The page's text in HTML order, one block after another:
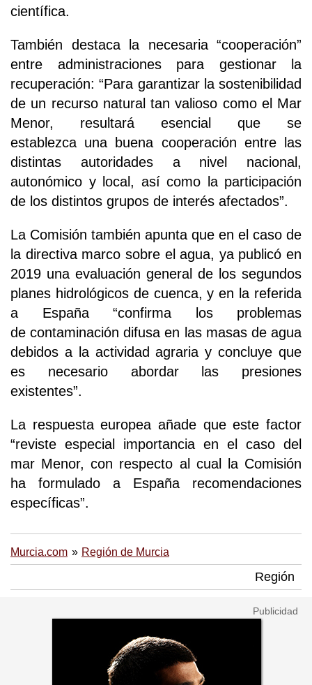
científica.
También destaca la necesaria “cooperación”
entre administraciones para gestionar la
recuperación: “Para garantizar la sostenibilidad
de un recurso natural tan valioso como el Mar
Menor, resultará esencial que se
establezca una buena cooperación entre las
distintas autoridades a nivel nacional,
autonómico y local, así como la participación
de los distintos grupos de interés afectados”.
La Comisión también apunta que en el caso de
la directiva marco sobre el agua, ya publicó en
2019 una evaluación general de los segundos
planes hidrológicos de cuenca, y en la referida
a España “confirma los problemas
de contaminación difusa en las masas de agua
debidos a la actividad agraria y concluye que
es necesario abordar las presiones
existentes”.
La respuesta europea añade que este factor
“reviste especial importancia en el caso del
mar Menor, con respecto al cual la Comisión
ha formulado a España recomendaciones
específicas”.
Murcia.com Región de Murcia
Región